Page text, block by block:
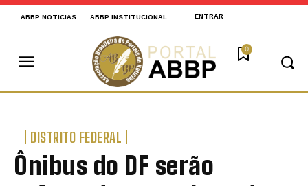
ABBP NOTÍCIAS ABBP INSTITUCIONAL ENTRAR
0
DISTRITO FEDERAL
Ônibus do DF serão